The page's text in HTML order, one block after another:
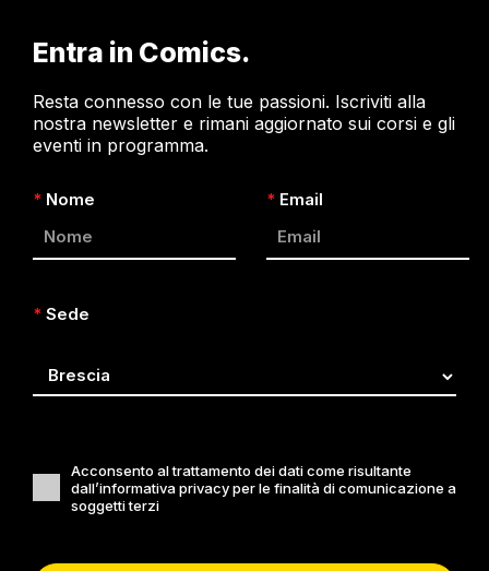
Entra in Comics.
Resta connesso con le tue passioni. Iscriviti alla
nostra newsletter e rimani aggiornato sui corsi e gli
eventi in programma.
* Nome * Email
* Sede
Acconsento al trattamento dei dati come risultante
dall’informativa privacy per le finalità di comunicazione a
soggetti terzi